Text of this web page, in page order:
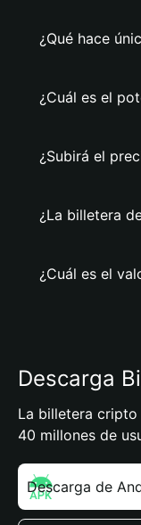
¿Qué hace
¿Cuál es el
¿Subirá el
¿La billetera
¿Cuál es el
Descarga
La billetera
40 millones de
Descarga de